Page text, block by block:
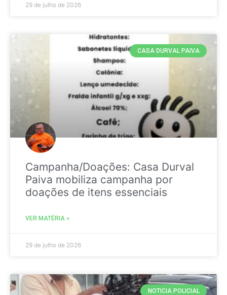
29 de julho de 2026
CASA DURVAL PAIVA
Campanha/Doações: Casa Durval
Paiva mobiliza campanha por
doações de itens essenciais
VER MATÉRIA »
29 de julho de 2026
NOTICIA POLICIAL